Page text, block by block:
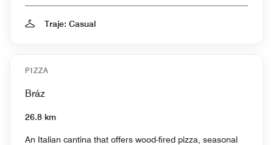
Traje: Casual
PIZZA
Bráz
26.8 km
An Italian cantina that offers wood-fired pizza, seasonal